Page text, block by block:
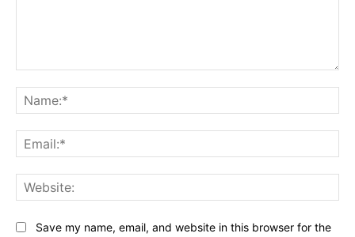
Save my name, email, and website in this browser for the